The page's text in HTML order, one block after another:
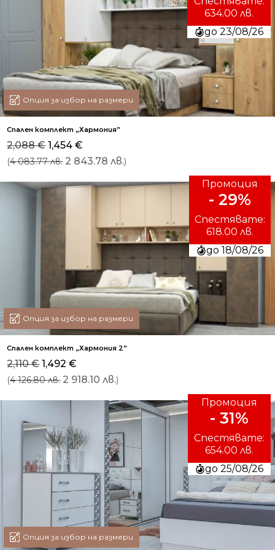
634.00 лв.
до 23/08/26
Спален комплект „Хармония”
Опция за избор на размери
2,088€Original
price
was:
1,454€
цена
е:
(4 083.77 лв. 2 843.78 лв.)
Промоция
- 29%
Спестявате:
618.00 лв.
до 18/08/26
Спален комплект „Хармония 2”
Опция за избор на размери
2,110€Original
price
was:
1,492€
цена
е:
(4 126.80 лв. 2 918.10 лв.)
Промоция
- 31%
Спестявате:
654.00 лв.
до 25/08/26
Опция за избор на размери